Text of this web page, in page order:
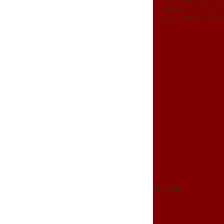
Marieはミドルコース
また、来年がんばりま